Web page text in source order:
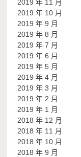
2019 年 11 月
2019 年 10 月
2019 年 9 月
2019 年 8 月
2019 年 7 月
2019 年 6 月
2019 年 5 月
2019 年 4 月
2019 年 3 月
2019 年 2 月
2019 年 1 月
2018 年 12 月
2018 年 11 月
2018 年 10 月
2018 年 9 月